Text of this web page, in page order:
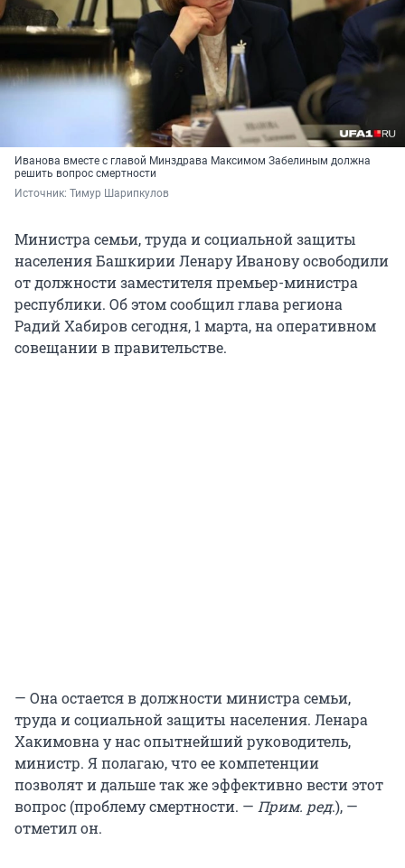
Иванова вместе с главой Минздрава Максимом Забелиным должна
решить вопрос смертности
Источник: Тимур Шарипкулов
Министра семьи, труда и социальной защиты
населения Башкирии Ленару Иванову освободили
от должности заместителя премьер-министра
республики. Об этом сообщил глава региона
Радий Хабиров сегодня, 1 марта, на оперативном
совещании в правительстве.
— Она остается в должности министра семьи,
труда и социальной защиты населения. Ленара
Хакимовна у нас опытнейший руководитель,
министр. Я полагаю, что ее компетенции
позволят и дальше так же эффективно вести этот
вопрос (проблему смертности. — Прим. ред.), —
отметил он.